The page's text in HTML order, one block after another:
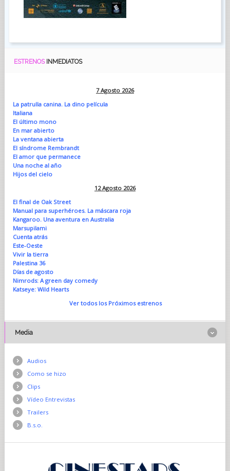
ESTRENOS INMEDIATOS
7 Agosto 2026
La patrulla canina. La dino película
Italiana
El último mono
En mar abierto
La ventana abierta
El síndrome Rembrandt
El amor que permanece
Una noche al año
Hijos del cielo
12 Agosto 2026
El final de Oak Street
Manual para superhéroes. La máscara roja
Kangaroo. Una aventura en Australia
Marsupilami
Cuenta atrás
Este-Oeste
Vivir la tierra
Palestina 36
Días de agosto
Nimrods: A green day comedy
Katseye: Wild Hearts
Ver todos los Próximos estrenos
Media
Audios
Como se hizo
Clips
Vídeo Entrevistas
Trailers
B.s.o.